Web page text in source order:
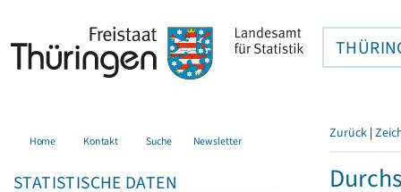
Home Kontakt Suche Newsletter
STATISTISCHE DATEN
Zurück |